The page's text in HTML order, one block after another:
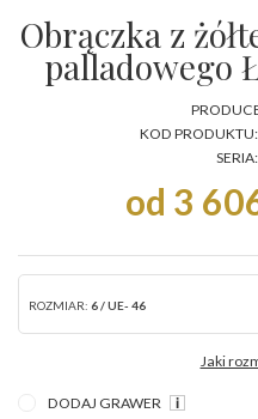
Obrączka z
palladowego
KOD PRODUKTU:
SERIA:
od 3
ROZMIAR: 6 / UE- 46
Jaki
DODAJ GRAWER